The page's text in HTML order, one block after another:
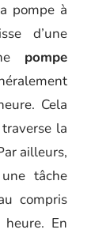
pompe à
d’une
pompe
Cela
la
ailleurs,
tâche
compris
En